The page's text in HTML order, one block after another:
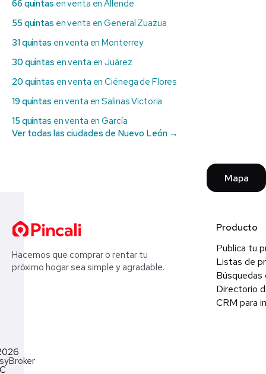
66 quintas en venta en Allende
55 quintas en venta en General Zuazua
31 quintas en venta en Monterrey
30 quintas en venta en Juárez
20 quintas en venta en Ciénega de Flores
19 quintas en venta en Salinas Victoria
15 quintas en venta en García
Ver todas las ciudades de Nuevo León →
Mapa
Hacemos que comprar o rentar tu
próximo hogar sea simple y agradable.
Producto
Publica tu
Listas de
Búsquedas
Directorio
CRM para